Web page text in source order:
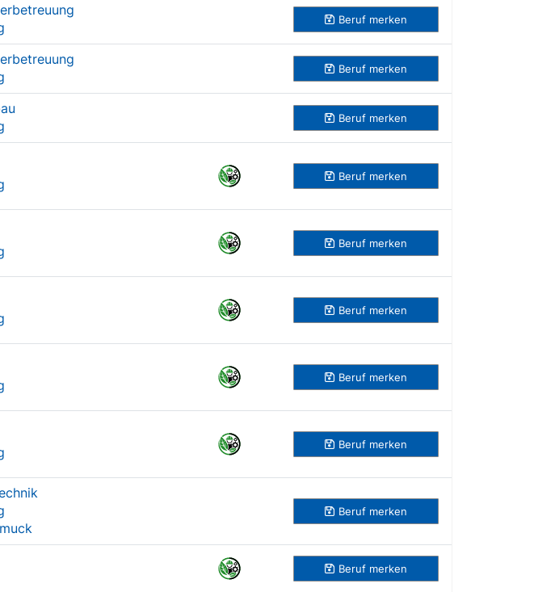
Beruf merken
Beruf merken
Beruf merken
Beruf merken
Beruf merken
Beruf merken
Beruf merken
Beruf merken
Beruf merken
Beruf merken